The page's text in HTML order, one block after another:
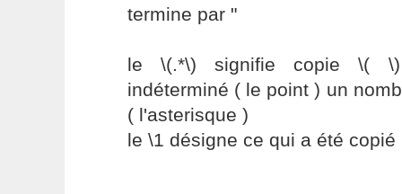
termine par "
le \(.*\) signifie copie \(
indéterminé ( le point ) un
( l'asterisque )
le \1 désigne ce qui a été copié